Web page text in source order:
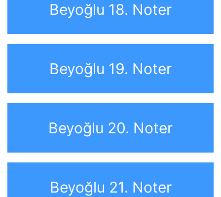
Beyoğlu 18. Noter
Beyoğlu 19. Noter
Beyoğlu 20. Noter
Beyoğlu 21. Noter